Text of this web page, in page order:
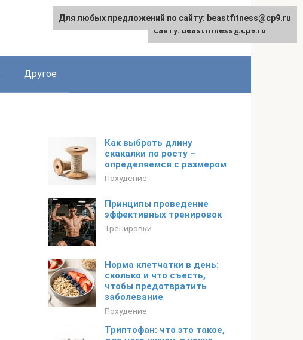
Другое
Как выбрать длину
скакалки по росту –
определяемся с размером
Похудение
Принципы проведение
эффективных тренировок
Тренировки
Норма клетчатки в день:
сколько и что съесть,
чтобы предотвратить
заболевание
Похудение
Триптофан: что это такое,
Для любых предложений по
сайту: beastfitness@cp9.ru
Для любых предложений по сайту: beastfitness@cp9.ru